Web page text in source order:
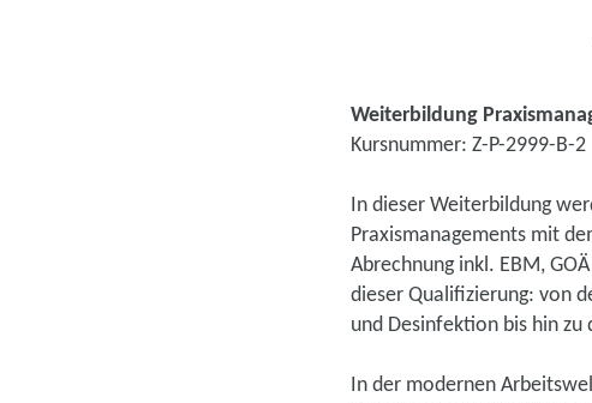
Weiterbildung
Kursnummer: Z-P-2999-B-2
In dieser Weiterbildung
Praxismanagements mit
Abrechnung inkl. EBM,
dieser Qualifizierung: von
und Desinfektion bis hin zu
In der modernen